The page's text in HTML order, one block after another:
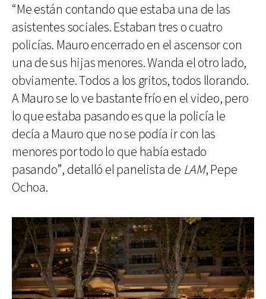
“Me están contando que estaba una de las
asistentes sociales. Estaban tres o cuatro
policías. Mauro encerrado en el ascensor con
una de sus hijas menores. Wanda el otro lado,
obviamente. Todos a los gritos, todos llorando.
A Mauro se lo ve bastante frío en el video, pero
lo que estaba pasando es que la policía le
decía a Mauro que no se podía ir con las
menores por todo lo que había estado
pasando”, detalló el panelista de LAM, Pepe
Ochoa.